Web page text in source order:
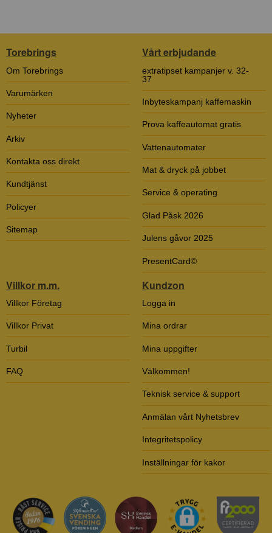
Torebrings
Om Torebrings
Varumärken
Nyheter
Arkiv
Kontakta oss direkt
Kundtjänst
Policyer
Sitemap
Vårt erbjudande
extratipset kampanjer v. 32-
37
Inbyteskampanj kaffemaskin
Prova kaffeautomat gratis
Vattenautomater
Mat & dryck på jobbet
Service & operating
Glad Påsk 2026
Julens gåvor 2025
PresentCard©
Villkor m.m.
Villkor Företag
Villkor Privat
Turbil
FAQ
Kundzon
Logga in
Mina ordrar
Mina uppgifter
Välkommen!
Teknisk service & support
Anmälan vårt Nyhetsbrev
Integritetspolicy
Inställningar för kakor